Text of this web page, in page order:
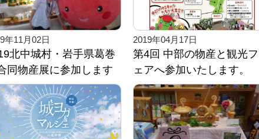
年11月02日
北中城村・岩手県葛巻
同物産展に参加します
2019年04月17日
第4回 中部の物産と観光フ
ェアへ参加いたします。